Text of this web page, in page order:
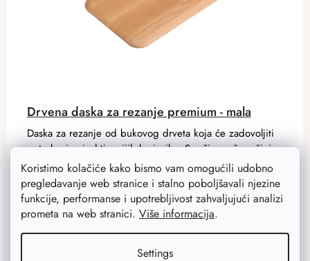
Koristimo kolačiće kako bismo vam omogućili udobno
pregledavanje web stranice i stalno poboljšavali njezine
funkcije, performanse i upotrebljivost zahvaljujući analizi
prometa na web stranici. Više informacija.
Settings
Drvena daska za rezanje premium - mala
13,60 €
17 €
Daska za rezanje od bukovog drveta koja će zadovoljiti
potrebe i najzahtjevnijih korisnika. S vašim nožem čini
nerazdvojni par i zahvaljujući svojim svojstvima služit će
vam...